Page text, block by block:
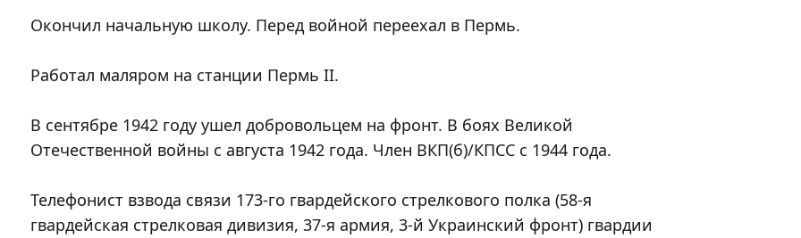
Окончил начальную школу. Перед войной переехал в Пермь.
Работал маляром на станции Пермь II.
В сентябре 1942 году ушел добровольцем на фронт. В боях Великой
Отечественной войны с августа 1942 года. Член ВКП(б)/КПСС с 1944 года.
Телефонист взвода связи 173-го гвардейского стрелкового полка (58-я
гвардейская стрелковая дивизия, 37-я армия, 3-й Украинский фронт) гвардии